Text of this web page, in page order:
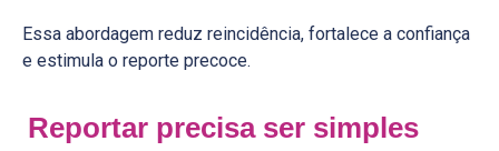
Essa abordagem reduz reincidência, fortalece a confiança
e estimula o reporte precoce.
Reportar precisa ser simples